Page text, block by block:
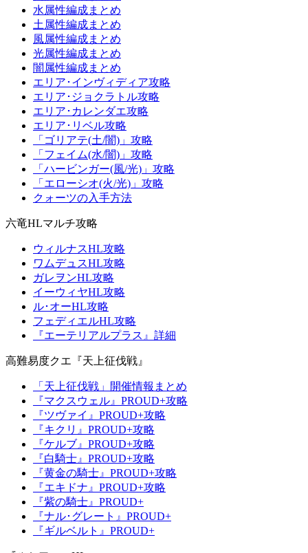
水属性編成まとめ
土属性編成まとめ
風属性編成まとめ
光属性編成まとめ
闇属性編成まとめ
エリア･インヴィディア攻略
エリア･ジョクラトル攻略
エリア･カレンダエ攻略
エリア･リベル攻略
「ゴリアテ(土/闇)」攻略
「フェイム(水/闇)」攻略
「ハービンガー(風/光)」攻略
「エローシオ(火/光)」攻略
クォーツの入手方法
六竜HLマルチ攻略
ウィルナスHL攻略
ワムデュスHL攻略
ガレヲンHL攻略
イーウィヤHL攻略
ル･オーHL攻略
フェディエルHL攻略
『エーテリアルプラス』詳細
高難易度クエ『天上征伐戦』
「天上征伐戦」開催情報まとめ
『マクスウェル』PROUD+攻略
『ツヴァイ』PROUD+攻略
『キクリ』PROUD+攻略
『ケルブ』PROUD+攻略
『白騎士』PROUD+攻略
『黄金の騎士』PROUD+攻略
『エキドナ』PROUD+攻略
『紫の騎士』PROUD+
『ナル･グレート』PROUD+
『ギルベルト』PROUD+